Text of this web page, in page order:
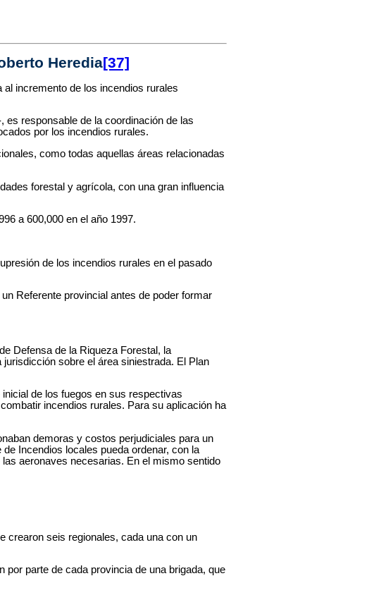
Heredia[37]
incremento de los incendios rurales
es responsable de la coordinación de las
por los incendios rurales.
como todas aquellas áreas relacionadas
forestal y agrícola, con una gran influencia
a 600,000 en el año 1997.
de los incendios rurales en el pasado
Referente provincial antes de poder formar
Defensa de la Riqueza Forestal, la
sobre el área siniestrada. El Plan
de los fuegos en sus respectivas
incendios rurales. Para su aplicación ha
demoras y costos perjudiciales para un
Incendios locales pueda ordenar, con la
aeronaves necesarias. En el mismo sentido
crearon seis regionales, cada una con un
por parte de cada provincia de una brigada, que